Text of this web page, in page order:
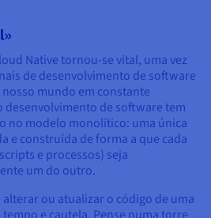
Native tornou-se vital, uma vez
de desenvolvimento de software
mundo em constante
desenvolvimento de software tem
no modelo monolítico: uma única
e construída de forma a que cada
e processos) seja
um do outro.
ou atualizar o código de uma